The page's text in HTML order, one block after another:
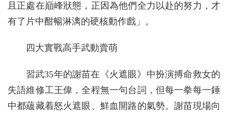
且正處在巔峰狀態，正因為他們全力以赴的努力，才
有了片中酣暢淋漓的硬核動作戲」。
四大實戰高手武動賣萌
習武35年的謝苗在《火遮眼》中扮演搏命救女的
失語維修工王偉，全程無一句台詞，但每一拳每一錘
中都蘊藏着怒火遮眼、鮮血開路的氣勢。謝苗現場向